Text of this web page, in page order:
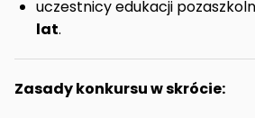
uczestnicy edukacji
lat.
Zasady konkursu w skrócie: